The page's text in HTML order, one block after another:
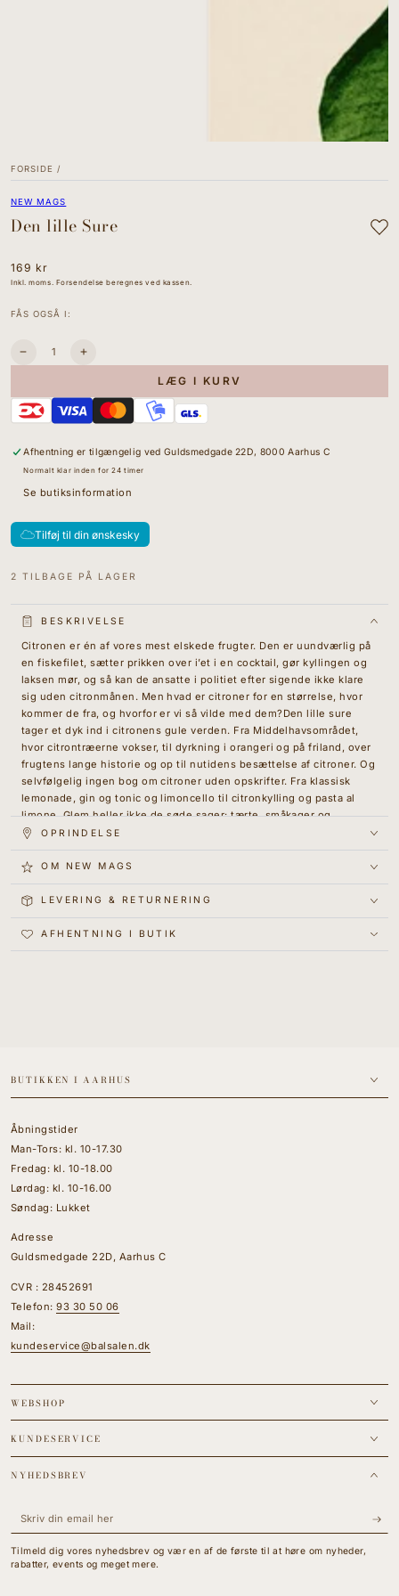
FORSIDE /
NEW MAGS
Den lille Sure
Normal
pris
169 kr
Inkl. moms. Forsendelse beregnes ved kassen.
FÅS OGSÅ I:
Antal
Sænk
Den
lille
I18n
interpolation
value
&quot;Øg
mængden
for
{{
}}&quot;
LÆG I KURV
Afhentning er tilgængelig ved Guldsmedgade 22D, 8000 Aarhus C
Normalt klar inden for 24 timer
Se butiksinformation
Tilføj til din ønskesky
2 TILBAGE PÅ LAGER
BESKRIVELSE
Citronen er én af vores mest elskede frugter. Den er uundværlig på
en fiskefilet, sætter prikken over i’et i en cocktail, gør kyllingen og
laksen mør, og så kan de ansatte i politiet efter sigende ikke klare
sig uden citronmånen. Men hvad er citroner for en størrelse, hvor
kommer de fra, og hvorfor er vi så vilde med dem?Den lille sure
tager et dyk ind i citronens gule verden. Fra Middelhavsområdet,
hvor citrontræerne vokser, til dyrkning i orangeri og på friland, over
frugtens lange historie og op til nutidens besættelse af citroner. Og
selvfølgelig ingen bog om citroner uden opskrifter. Fra klassisk
lemonade, gin og tonic og limoncello til citronkylling og pasta al
limone. Glem heller ikke de søde sager: tærte, småkager og
marmelade. Vi lever i en sur verden, elsk det!
Forfatter:
Størrelse:
Sider
Cover:
OPRINDELSE
OM NEW MAGS
LEVERING & RETURNERING
AFHENTNING I BUTIK
BUTIKKEN I AARHUS
Åbningstider
Man-Tors: kl. 10-17.30
Fredag: kl. 10-18.00
Lørdag: kl. 10-16.00
Søndag: Lukket
Adresse
Guldsmedgade 22D, Aarhus C
CVR : 28452691
Telefon:93 30 50 06
Mail:
kundeservice@balsalen.dk
WEBSHOP
KUNDESERVICE
NYHEDSBREV
Skriv
email
Tilmeld dig vores nyhedsbrev og vær en af de første til at høre om nyheder,
rabatter, events og meget mere.